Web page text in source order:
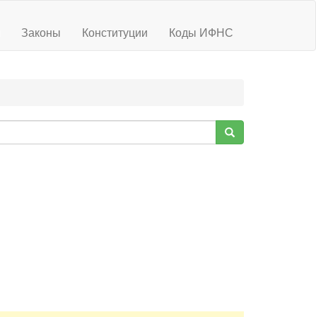
Законы Конституции Коды ИФНС